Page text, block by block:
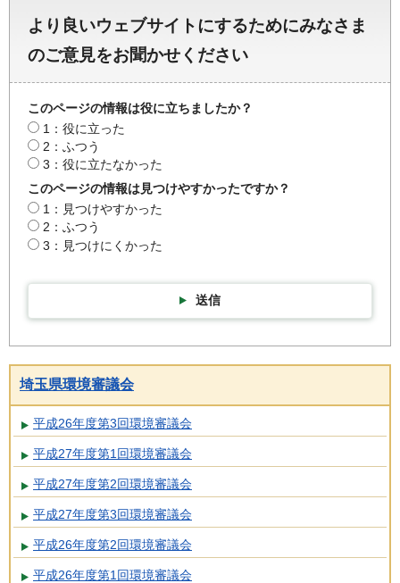
より良いウェブサイトにするためにみなさま
のご意見をお聞かせください
このページの情報は役に立ちましたか？
1：役に立った
2：ふつう
3：役に立たなかった
このページの情報は見つけやすかったですか？
1：見つけやすかった
2：ふつう
3：見つけにくかった
送信
埼玉県環境審議会
平成26年度第3回環境審議会
平成27年度第1回環境審議会
平成27年度第2回環境審議会
平成27年度第3回環境審議会
平成26年度第2回環境審議会
平成26年度第1回環境審議会